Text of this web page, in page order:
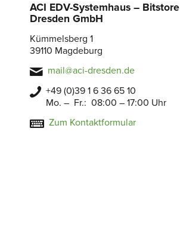
ACI EDV-Systemhaus – Bitstore
Dresden GmbH
Kümmelsberg 1
39110 Magdeburg
mail@aci-dresden.de
+49 (0)39 1 6 36 65 10
Mo. – Fr.: 08:00 – 17:00 Uhr
Zum Kontaktformular